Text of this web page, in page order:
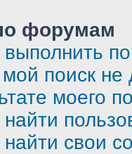
форумам
выполнить
поиск не
моего
найти свои